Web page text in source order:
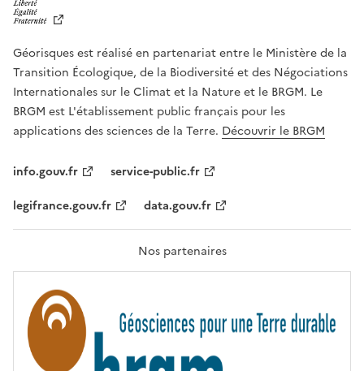
T
É
,
É
G
A
L
F
A
T
R
T
É
Géorisques est réalisé en partenariat entre le Ministère de la
Transition Écologique, de la Biodiversité et des Négociations
Internationales sur le Climat et la Nature et le BRGM. Le
BRGM est L'établissement public français pour les
applications des sciences de la Terre. Découvrir le BRGM
info.gouv.fr
service-public.fr
legifrance.gouv.fr
data.gouv.fr
Nos partenaires